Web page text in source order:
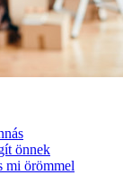
önnek
mi örömmel